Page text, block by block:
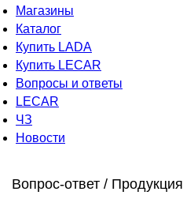
Магазины
Каталог
Купить LADA
Купить LECAR
Вопросы и ответы
LECAR
ЧЗ
Новости
Вопрос-ответ / Продукция